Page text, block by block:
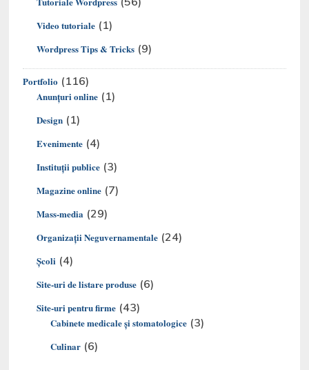
Video tutoriale (1)
Wordpress Tips & Tricks (9)
Portfolio (116)
Anunțuri online (1)
Design (1)
Evenimente (4)
Instituții publice (3)
Magazine online (7)
Mass-media (29)
Organizaţii Neguvernamentale (24)
Şcoli (4)
Site-uri de listare produse (6)
Site-uri pentru firme (43)
Cabinete medicale și stomatologice (3)
Culinar (6)